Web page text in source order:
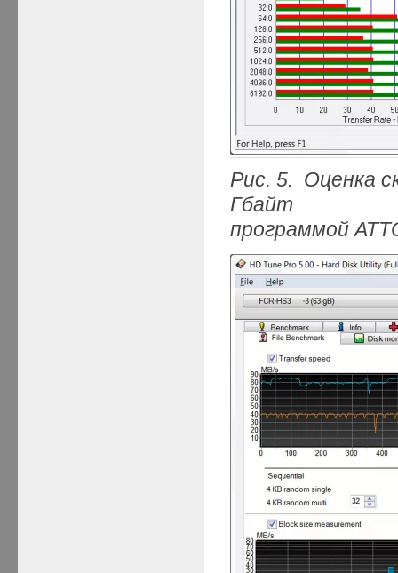
Рис. 5. Оценка
Гбайт
программой